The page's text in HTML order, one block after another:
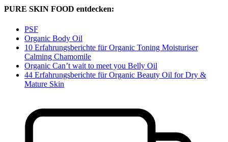
PURE SKIN FOOD entdecken:
PSF
Organic Body Oil
10 Erfahrungsberichte für Organic Toning Moisturiser
Calming Chamomile
Organic Can’t wait to meet you Belly Oil
44 Erfahrungsberichte für Organic Beauty Oil for Dry &
Mature Skin